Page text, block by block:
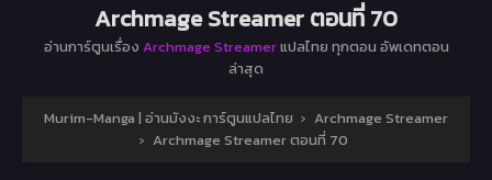
Archmage Streamer ตอนที่ 70
อ่านการ์ตูนเรื่อง Archmage Streamerแปลไทย ทุกตอน อัพเดทตอน
ล่าสุด
Murim-Manga | อ่านมังงะ การ์ตูนแปลไทย › Archmage Streamer
› Archmage Streamer ตอนที่ 70